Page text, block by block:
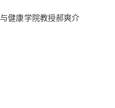
健康学院教授郝爽介